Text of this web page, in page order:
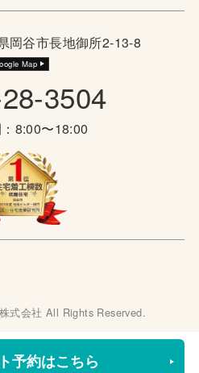
予約はこちら
岡谷市長地御所2-13-8
Map
3504
8:00〜18:00
式会社 All Rights Reserved.
約
イベント